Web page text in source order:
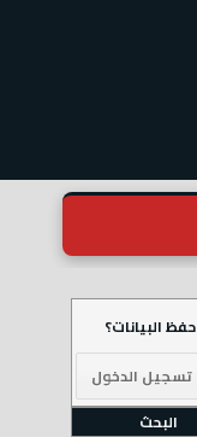
حفظ البيانات؟
البحث